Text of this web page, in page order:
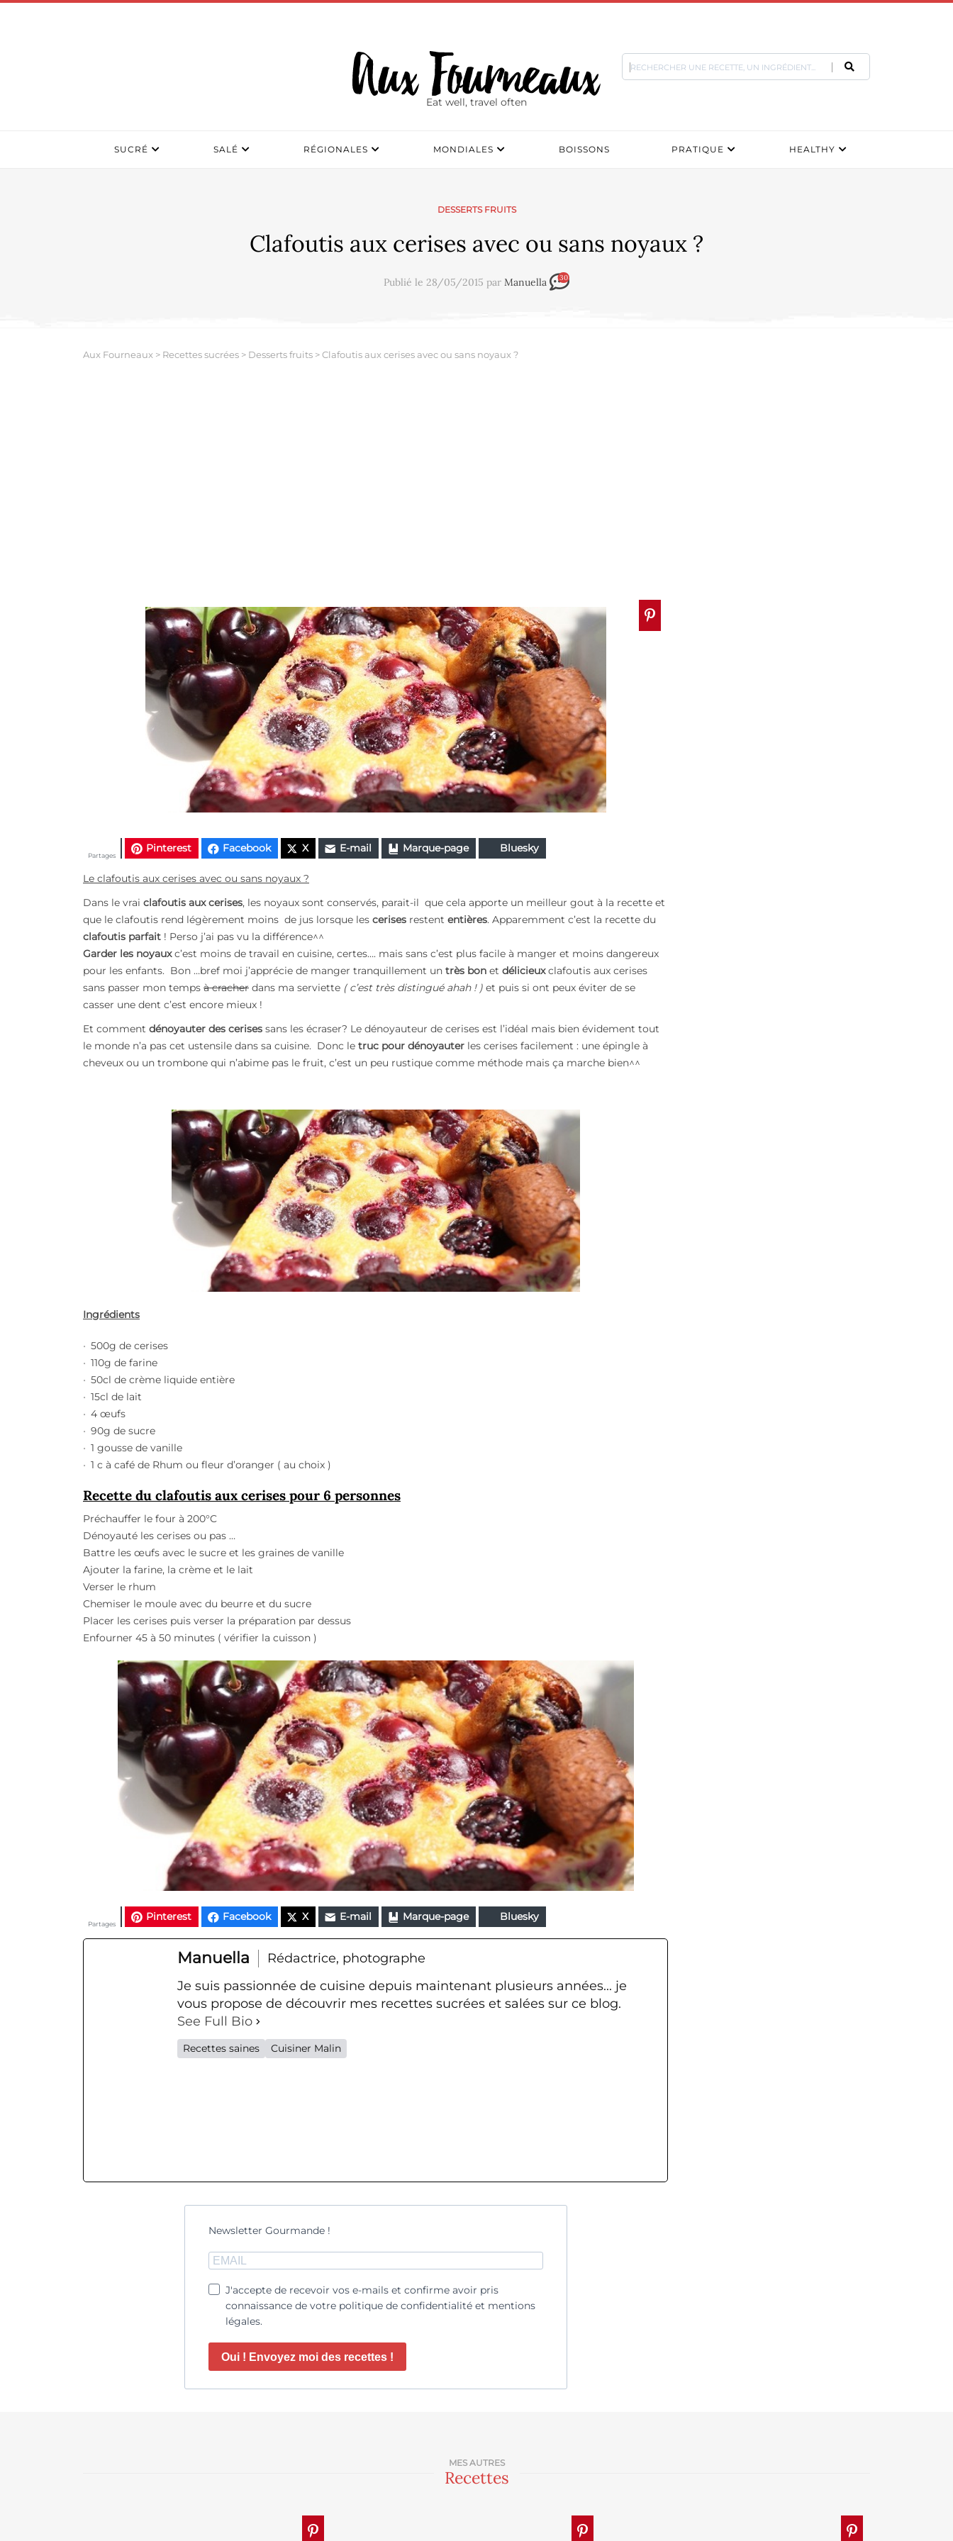
Eat well, travel often
SUCRÉ SALÉ RÉGIONALES MONDIALES BOISSONS PRATIQUE HEALTHY
DESSERTS FRUITS
Clafoutis aux cerises avec ou sans noyaux ?
Publié le 28/05/2015 par Manuella 30
Aux Fourneaux > Recettes sucrées > Desserts fruits >Clafoutis aux cerises avec ou sans noyaux ?
Pinterest Facebook X E-mail Marque-page Bluesky
Partages
Le clafoutis aux cerises avec ou sans noyaux ?
Dans le vrai clafoutis aux cerises, les noyaux sont conservés, parait-il que cela apporte un meilleur gout à la recette et
que le clafoutis rend légèrement moins de jus lorsque les cerises restent entières. Apparemment c’est la recette du
clafoutis parfait ! Perso j’ai pas vu la différence^^
Garder les noyauxc’est moins de travail en cuisine, certes…. mais sans c’est plus facile à manger et moins dangereux
pour les enfants. Bon …bref moi j’apprécie de manger tranquillement un très bon et délicieuxclafoutis aux cerises
sans passer mon temps à cracher dans ma serviette ( c’est très distingué ahah ! ) et puis si ont peux éviter de se
casser une dent c’est encore mieux !
Et comment dénoyauter des cerises sans les écraser? Le dénoyauteur de cerises est l’idéal mais bien évidement tout
le monde n’a pas cet ustensile dans sa cuisine. Donc le truc pour dénoyauter les cerises facilement : une épingle à
cheveux ou un trombone qui n’abime pas le fruit, c’est un peu rustique comme méthode mais ça marche bien^^
Ingrédients
500g de cerises
110g de farine
50cl de crème liquide entière
15cl de lait
4 œufs
90g de sucre
1 gousse de vanille
1 c à café de Rhum ou fleur d’oranger ( au choix )
Recette du clafoutis aux cerises pour 6 personnes
Préchauffer le four à 200°C
Dénoyauté les cerises ou pas …
Battre les œufs avec le sucre et les graines de vanille
Ajouter la farine, la crème et le lait
Verser le rhum
Chemiser le moule avec du beurre et du sucre
Placer les cerises puis verser la préparation par dessus
Enfourner 45 à 50 minutes ( vérifier la cuisson )
Pinterest Facebook X E-mail Marque-page Bluesky
Partages
Manuella
Rédactrice, photographe
Je suis passionnée de cuisine depuis maintenant plusieurs années... je
vous propose de découvrir mes recettes sucrées et salées sur ce blog.
See Full Bio
Recettes saines Cuisiner Malin
Newsletter Gourmande !
J'accepte de recevoir vos e-mails et confirme avoir pris
connaissance de votre politique de confidentialité et mentions
légales.
Oui ! Envoyez moi des recettes !
MES AUTRES
Recettes